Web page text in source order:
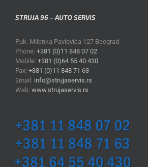
STRUJA 96 – AUTO SERVIS
Puk. Milenka Pavlovića 127 Beograd
Phone: +381 (0)11 848 07 02
Mobile: +381 (0)64 55 40 430
Fax: +381 (0)11 848 71 63
Email: info@strujaservis.rs
Web: www.strujaservis.rs